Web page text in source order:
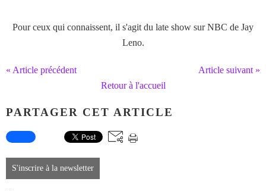
Pour ceux qui connaissent, il s'agit du late show sur NBC de Jay
Leno.
« Article précédent
Article suivant »
Retour à l'accueil
PARTAGER CET ARTICLE
S'inscrire à la newsletter